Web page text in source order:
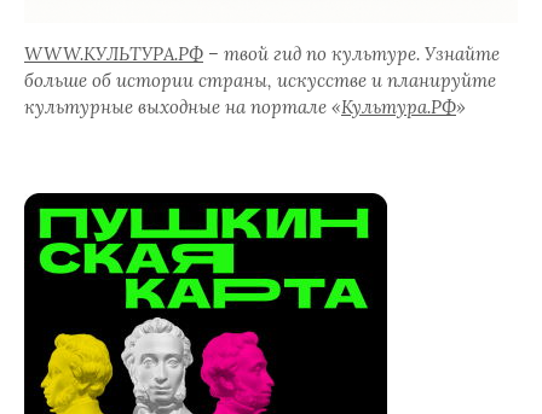
WWW.КУЛЬТУРА.РФ – твой гид по культуре. Узнайте
больше об истории страны, искусстве и планируйте
культурные выходные на портале «Культура.РФ»